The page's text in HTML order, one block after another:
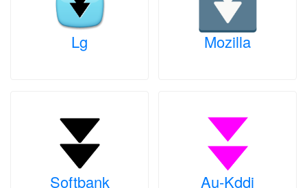
Lg Mozilla
Softbank Au-Kddi